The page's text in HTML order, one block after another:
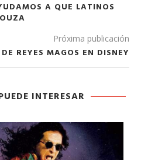
A QUE LATINOS
Próxima publicación
REYES MAGOS EN DISNEY
INTERESAR